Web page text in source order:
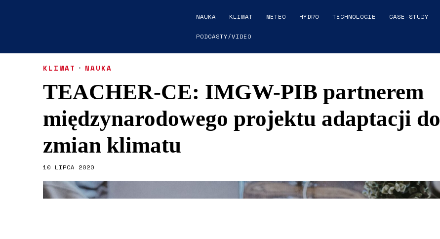
NAUKA KLIMAT METEO HYDRO TECHNOLOGIE CASE-STUDY
PODCASTY/VIDEO
KLIMAT · NAUKA
TEACHER-CE: IMGW-PIB partnerem
międzynarodowego projektu adaptacji do
zmian klimatu
10 LIPCA 2020